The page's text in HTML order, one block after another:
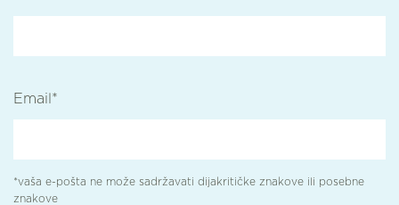
Email*
*vaša e-pošta ne može sadržavati dijakritičke znakove ili posebne
znakove